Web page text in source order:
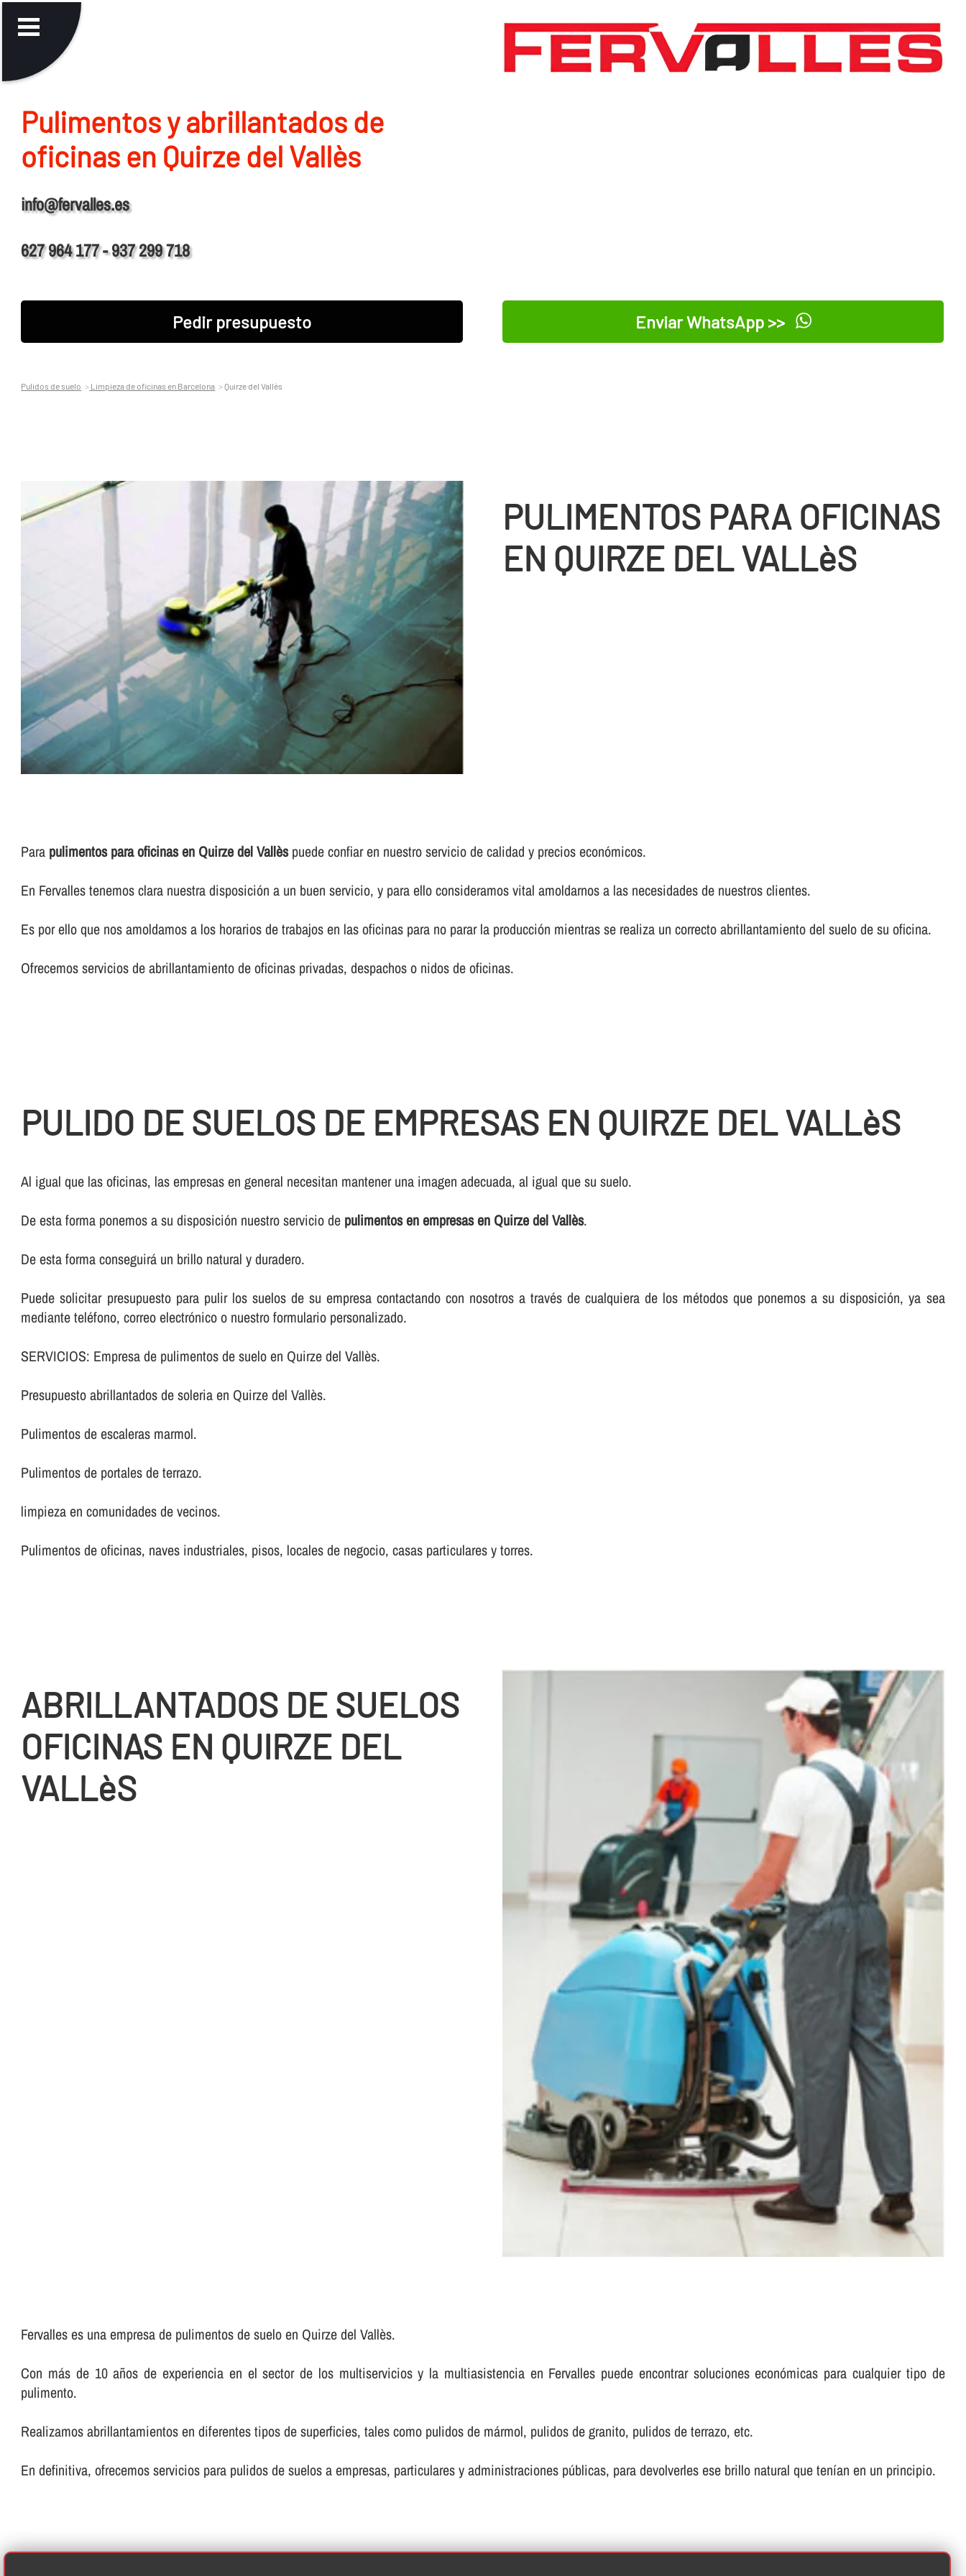
Pulimentos y abrillantados de
oficinas en Quirze del Vallès
info@fervalles.es
627 964 177 - 937 299 718
Pedir presupuesto Enviar WhatsApp >>
Pulidos de suelo Limpieza de oficinas en Barcelona Quirze del Vallès
PULIMENTOS PARA OFICINAS
EN QUIRZE DEL VALLèS
Para pulimentos para oficinas en Quirze del Vallèspuede confiar en nuestro servicio de calidad y precios económicos.
En Fervalles tenemos clara nuestra disposición a un buen servicio, y para ello consideramos vital amoldarnos a las necesidades de nuestros clientes.
Es por ello que nos amoldamos a los horarios de trabajos en las oficinas para no parar la producción mientras se realiza un correcto abrillantamiento del suelo de su oficina.
Ofrecemos servicios de abrillantamiento de oficinas privadas, despachos o nidos de oficinas.
PULIDO DE SUELOS DE EMPRESAS EN QUIRZE DEL VALLèS
Al igual que las oficinas, las empresas en general necesitan mantener una imagen adecuada, al igual que su suelo.
De esta forma ponemos a su disposición nuestro servicio de pulimentos en empresas en Quirze del Vallès.
De esta forma conseguirá un brillo natural y duradero.
Puede solicitar presupuesto para pulir los suelos de su empresa contactando con nosotros a través de cualquiera de los métodos que ponemos a su disposición, ya sea
mediante teléfono, correo electrónico o nuestro formulario personalizado.
SERVICIOS: Empresa de pulimentos de suelo en Quirze del Vallès.
Presupuesto abrillantados de soleria en Quirze del Vallès.
Pulimentos de escaleras marmol.
Pulimentos de portales de terrazo.
limpieza en comunidades de vecinos.
Pulimentos de oficinas, naves industriales, pisos, locales de negocio, casas particulares y torres.
ABRILLANTADOS DE SUELOS
OFICINAS EN QUIRZE DEL
VALLèS
Fervalles es una empresa de pulimentos de suelo en Quirze del Vallès.
Con más de 10 años de experiencia en el sector de los multiservicios y la multiasistencia en Fervalles puede encontrar soluciones económicas para cualquier tipo de
pulimento.
Realizamos abrillantamientos en diferentes tipos de superficies, tales como pulidos de mármol, pulidos de granito, pulidos de terrazo, etc.
En definitiva, ofrecemos servicios para pulidos de suelos a empresas, particulares y administraciones públicas, para devolverles ese brillo natural que tení­an en un principio.